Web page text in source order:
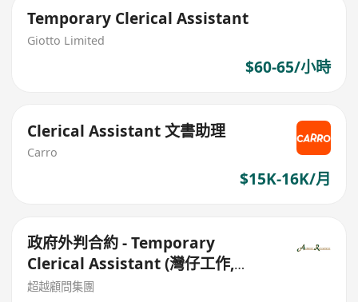
Temporary Clerical Assistant
Giotto Limited
$60-65/小時
Clerical Assistant 文書助理
Carro
$15K-16K/月
政府外判合約 - Temporary
Clerical Assistant (灣仔工作,
HK$15180)
超越顧問集團